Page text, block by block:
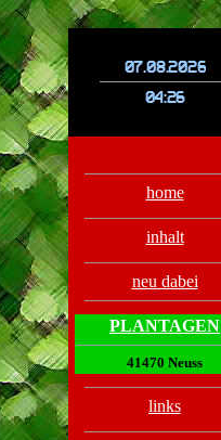
home
inhalt
neu dabei
PLANTAGEN
41470 Neuss
links